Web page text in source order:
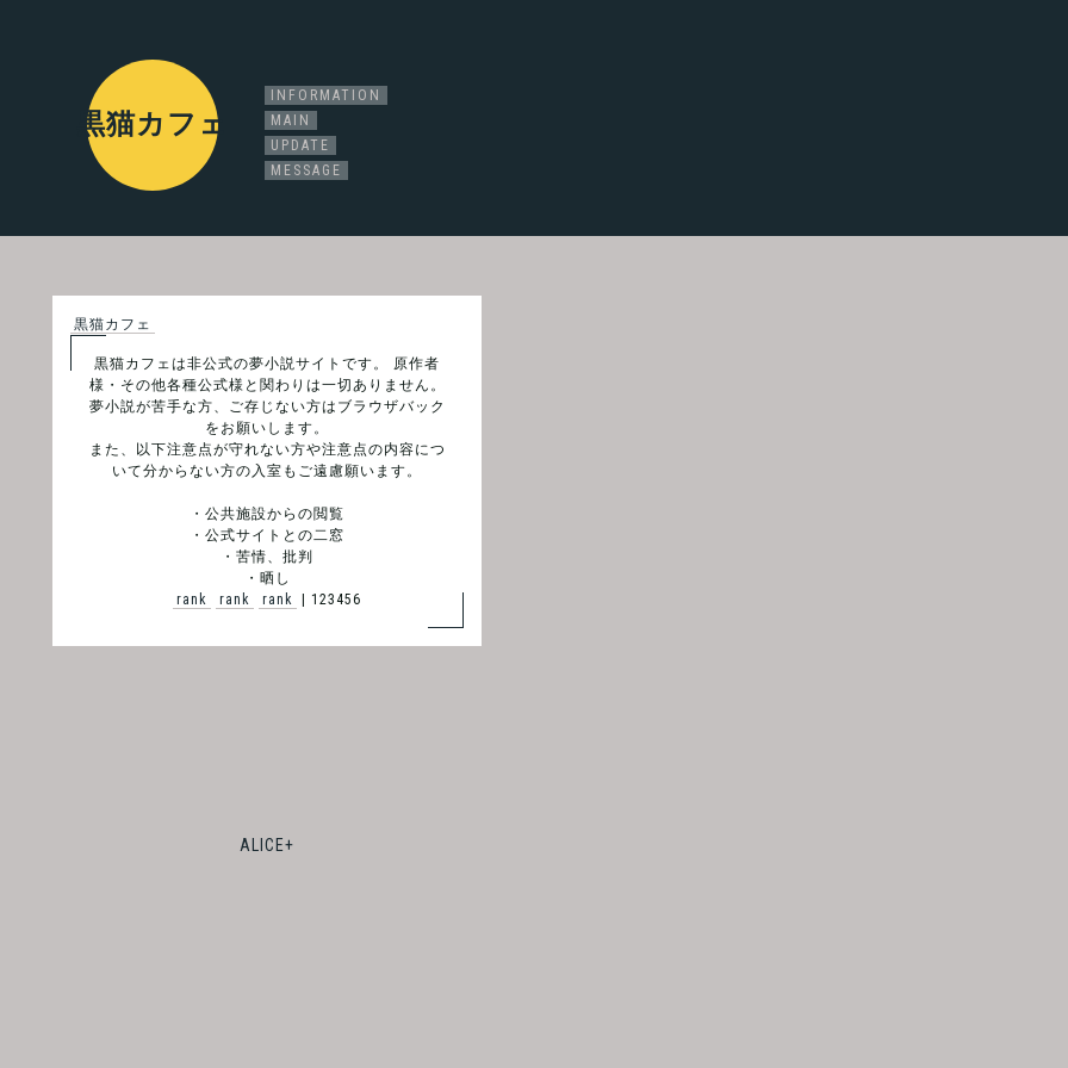
黒猫カフェ
INFORMATION
MAIN
UPDATE
MESSAGE
黒猫カフェ
黒猫カフェは非公式の夢小説サイトです。 原作者
様・その他各種公式様と関わりは一切ありません。
夢小説が苦手な方、ご存じない方はブラウザバック
をお願いします。
また、以下注意点が守れない方や注意点の内容につ
いて分からない方の入室もご遠慮願います。
・公共施設からの閲覧
・公式サイトとの二窓
・苦情、批判
・晒し
rank
rank rank | 123456
ALICE+